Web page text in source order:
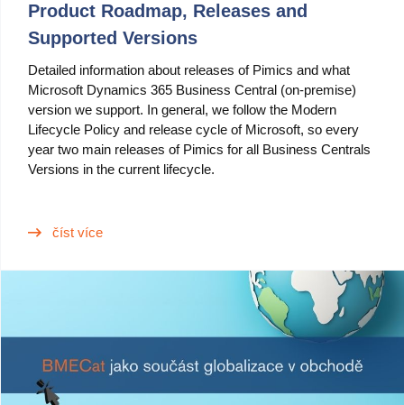
Microsoft Dynamics 365 Business Central
Sana Commerce
Partneři
Blog
Product Roadmap, Releases and
Supported Versions
Detailed information about releases of Pimics and what
Microsoft Dynamics 365 Business Central (on-premise)
version we support. In general, we follow the Modern
Lifecycle Policy and release cycle of Microsoft, so every
year two main releases of Pimics for all Business Centrals
Versions in the current lifecycle.
číst více